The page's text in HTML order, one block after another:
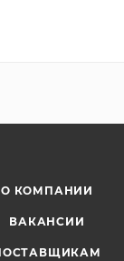
О КОМПАНИИ
ВАКАНСИИ